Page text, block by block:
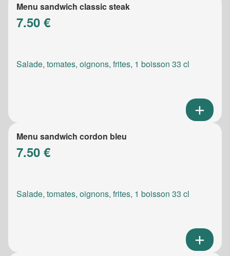
Menu sandwich classic steak
7.50 €
Salade, tomates, oignons, frites, 1 boisson 33 cl
Menu sandwich cordon bleu
7.50 €
Salade, tomates, oignons, frites, 1 boisson 33 cl